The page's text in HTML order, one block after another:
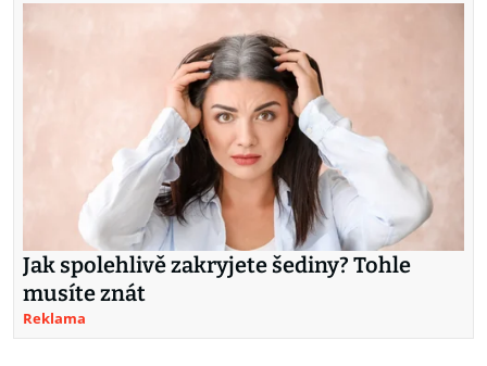
Jak spolehlivě zakryjete šediny? Tohle
musíte znát
Reklama